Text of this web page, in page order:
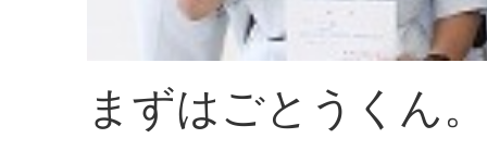
まずはごとうくん。